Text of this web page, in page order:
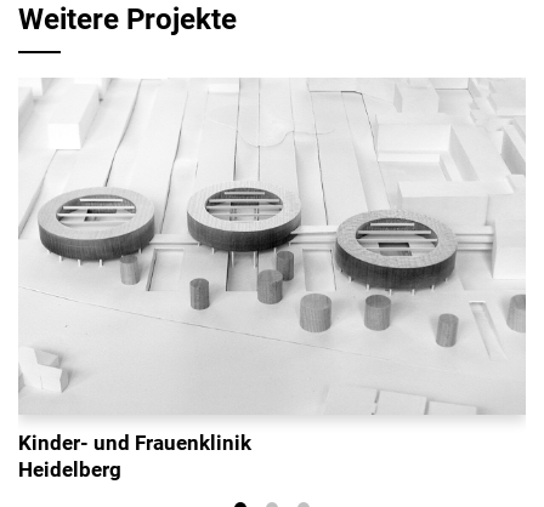
Weitere Projekte
Kinder- und Frauenklinik
Heidelberg